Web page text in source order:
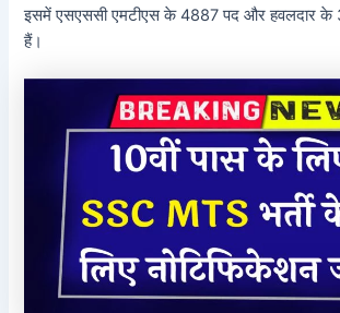
इसमें एसएससी एमटीएस के 4887 पद और हवलदार
हैं।